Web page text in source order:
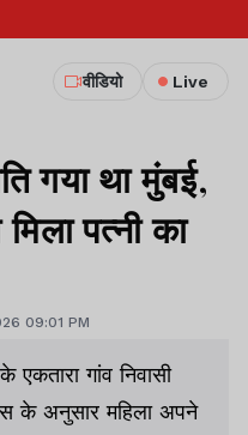
वीडियो Live
गया था मुंबई,
पत्नी का
09:01 PM
गांव निवासी
के अनुसार महिला अपने